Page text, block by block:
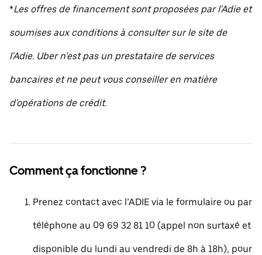
*Les offres de financement sont proposées par l'Adie et
soumises aux conditions à consulter sur le site de
l'Adie. Uber n’est pas un prestataire de services
bancaires et ne peut vous conseiller en matière
d'opérations de crédit.
Comment ça fonctionne ?
Prenez contact avec l’ADIE via le formulaire ou par
téléphone au 09 69 32 81 10 (appel non surtaxé et
disponible du lundi au vendredi de 8h à 18h), pour